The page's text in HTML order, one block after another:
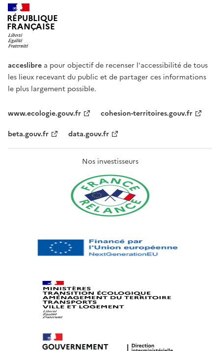
RÉPUBLIQUE
FRANÇAISE
acceslibre a pour objectif de recenser l'accessibilité de tous
les lieux recevant du public et de partager ces informations
le plus largement possible.
www.ecologie.gouv.fr
cohesion-territoires.gouv.fr
beta.gouv.fr
data.gouv.fr
Nos investisseurs